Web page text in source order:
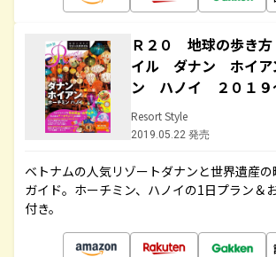
Ｒ２０ 地球の歩き
イル ダナン ホイア
ン ハノイ ２０１９
Resort Style
2019.05.22 発売
ベトナムの人気リゾートダナンと世界遺産
ガイド。ホーチミン、ハノイの1日プラン＆
付き。